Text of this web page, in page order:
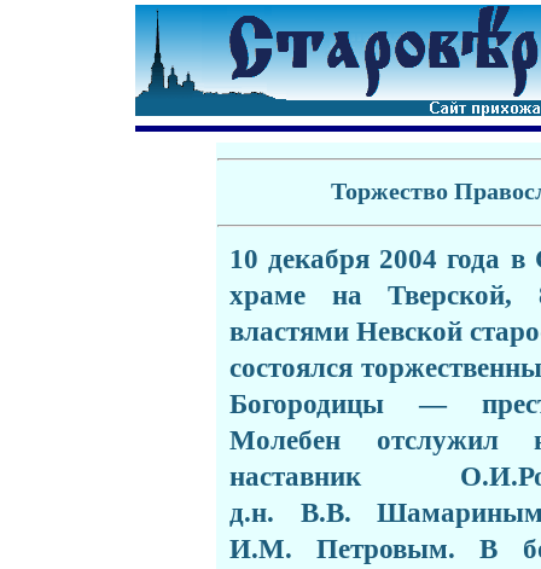
Торжество
10 декабря 2004 года
храме на Тверской,
властями Невской
состоялся
Богородицы —
Молебен отслужил
наставник
д.н.
В.В.
Шамариным
И.М.
Петровым. В